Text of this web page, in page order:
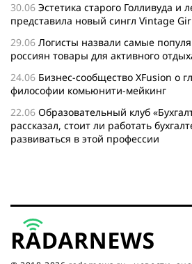
30.06 Эстетика старого Голливуда и
представила новый сингл Vintage
29.06 Логисты назвали самые
россиян товары для активного
24.06 Бизнес-сообщество XFusion о
философии комьюнити-мейкинг
22.06 Образовательный клуб
рассказал, стоит ли работать
развиваться в этой профессии
бизнесу нужен ребрендинг для
26.05Инновационное десятилетие
и общество формируют будущее